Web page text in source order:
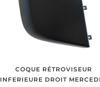
COQUE RÉTROVISEUR
INFERIEURE DROIT